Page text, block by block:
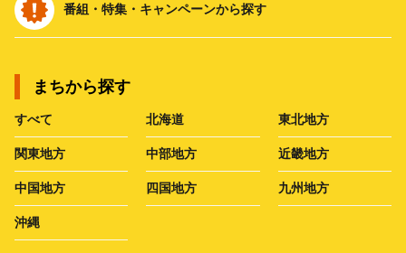
番組・特集・キャンペーンから探す
まちから探す
すべて 北海道 東北地方
関東地方 中部地方 近畿地方
中国地方 四国地方 九州地方
沖縄